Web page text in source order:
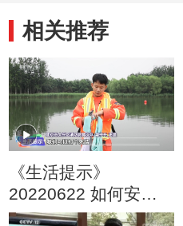
相关推荐
《生活提示》
20220622 如何安全
有效救助溺水者